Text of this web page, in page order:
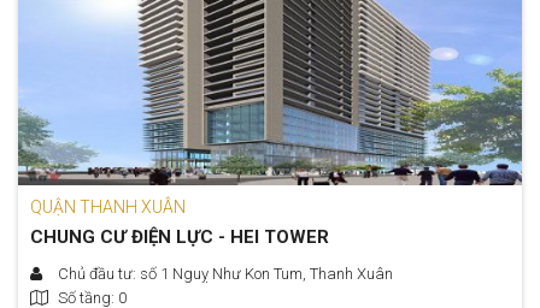
QUẬN THANH XUÂN
CHUNG CƯ ĐIỆN LỰC - HEI TOWER
Chủ đầu tư: số 1 Nguỵ Như Kon Tum, Thanh Xuân
Số tầng: 0